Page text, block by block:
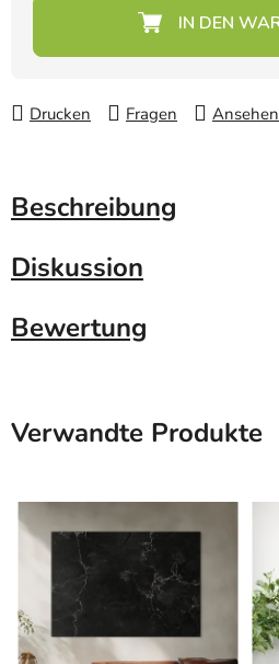
Drucken Fragen Ansehen
Beschreibung
Diskussion
Bewertung
Verwandte Produkte